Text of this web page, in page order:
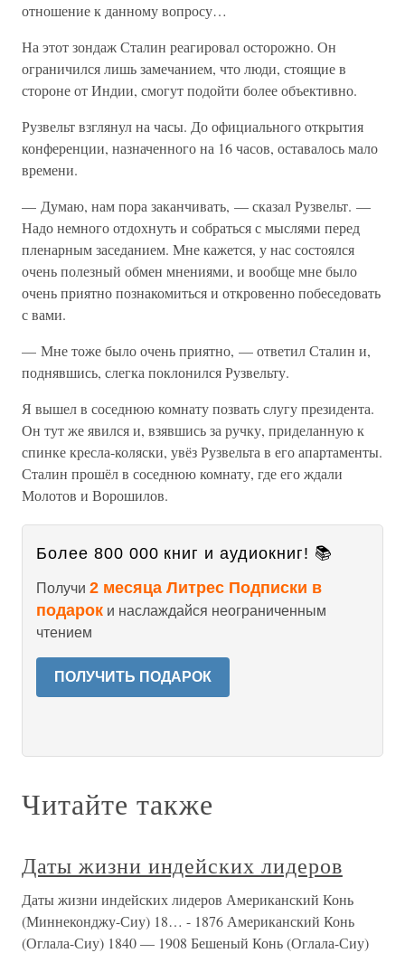
отношение к данному вопросу…
На этот зондаж Сталин реагировал осторожно. Он
ограничился лишь замечанием, что люди, стоящие в
стороне от Индии, смогут подойти более объективно.
Рузвельт взглянул на часы. До официального открытия
конференции, назначенного на 16 часов, оставалось мало
времени.
— Думаю, нам пора заканчивать, — сказал Рузвельт. —
Надо немного отдохнуть и собраться с мыслями перед
пленарным заседанием. Мне кажется, у нас состоялся
очень полезный обмен мнениями, и вообще мне было
очень приятно познакомиться и откровенно побеседовать
с вами.
— Мне тоже было очень приятно, — ответил Сталин и,
поднявшись, слегка поклонился Рузвельту.
Я вышел в соседнюю комнату позвать слугу президента.
Он тут же явился и, взявшись за ручку, приделанную к
спинке кресла-коляски, увёз Рузвельта в его апартаменты.
Сталин прошёл в соседнюю комнату, где его ждали
Молотов и Ворошилов.
Более 800 000 книг и аудиокниг! 📚
Получи 2 месяца Литрес Подписки в
подарок и наслаждайся неограниченным
чтением
ПОЛУЧИТЬ ПОДАРОК
Читайте также
Даты жизни индейских лидеров
Даты жизни индейских лидеров Американский Конь
(Миннеконджу-Сиу) 18… - 1876 Американский Конь
(Оглала-Сиу) 1840 — 1908 Бешеный Конь (Оглала-Сиу)